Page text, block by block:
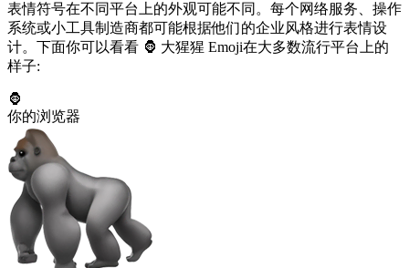
表情符号在不同平台上的外观可能不同。每个网络服务、操作
系统或小工具制造商都可能根据他们的企业风格进行表情设
计。下面你可以看看 🦍 大猩猩 Emoji在大多数流行平台上的
样子:
🦍
你的浏览器